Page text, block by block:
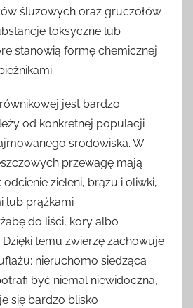
śluzowych oraz gruczołów
toksyczne lub
stanowią formę chemicznej
jest bardzo
od konkretnej populacji
środowiska. W
przewagę mają
zieleni, brązu i oliwki,
lub prążkami
do liści, kory albo
temu zwierzę zachowuje
nieruchomo siedząca
być niemal niewidoczna,
się bardzo blisko